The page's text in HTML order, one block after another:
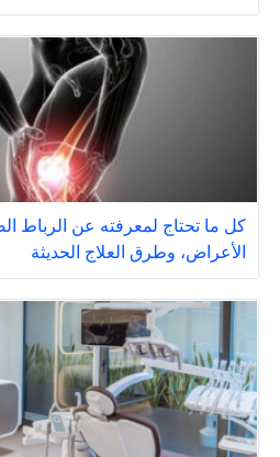
كل ما تحتاج لمعرفته عن الرباط
الأعراض، وطرق العلاج الحديثة